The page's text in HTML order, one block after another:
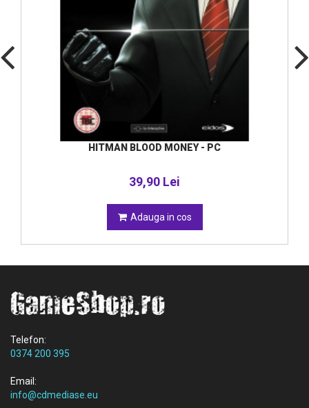
HITMAN BLOOD MONEY - PC
39,90 Lei
Adauga in cos
Telefon:
0374 200 395
Email:
info@cdmediase.eu